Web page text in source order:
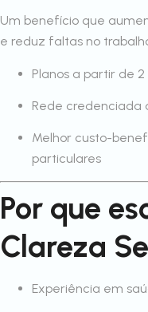
Um benefício que
e reduz faltas no
Planos a partir de 2
Rede credenciada
Melhor custo-
particulares
Por que
Clareza
Experiência em